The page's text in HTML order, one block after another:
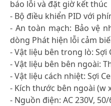
báo lỗi và đặt giờ kết thúc
- Bộ điều khiển PID với
- An toàn mạch: Bảo vệ
dòng Phát hiện lỗi cảm
- Vật liệu bên trong lò: Sợi
- Vật liệu bên bên ngoài:
- Vật liệu cách nhiệt: Sợi
- Kích thước bên ngoài (w
- Nguồn điện: AC 230V, 50/